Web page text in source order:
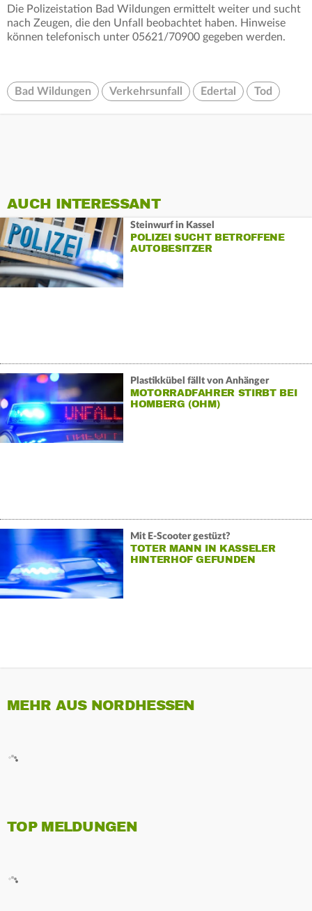
Die Polizeistation Bad Wildungen ermittelt weiter und sucht
nach Zeugen, die den Unfall beobachtet haben. Hinweise
können telefonisch unter 05621/70900 gegeben werden.
Bad Wildungen Verkehrsunfall Edertal Tod
AUCH INTERESSANT
Steinwurf in Kassel
POLIZEI SUCHT BETROFFENE
AUTOBESITZER
Plastikkübel fällt von Anhänger
MOTORRADFAHRER STIRBT BEI
HOMBERG (OHM)
Mit E-Scooter gestüzt?
TOTER MANN IN KASSELER
HINTERHOF GEFUNDEN
MEHR AUS NORDHESSEN
TOP MELDUNGEN